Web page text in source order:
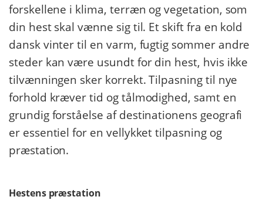
forskellene i klima, terræn og vegetation, som
din hest skal vænne sig til. Et skift fra en kold
dansk vinter til en varm, fugtig sommer andre
steder kan være usundt for din hest, hvis ikke
tilvænningen sker korrekt. Tilpasning til nye
forhold kræver tid og tålmodighed, samt en
grundig forståelse af destinationens geografi
er essentiel for en vellykket tilpasning og
præstation.
Hestens præstation